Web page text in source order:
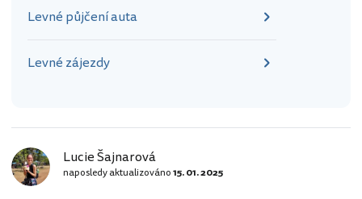
Levné půjčení auta
Levné zájezdy
Lucie Šajnarová
naposledy aktualizováno15. 01. 2025